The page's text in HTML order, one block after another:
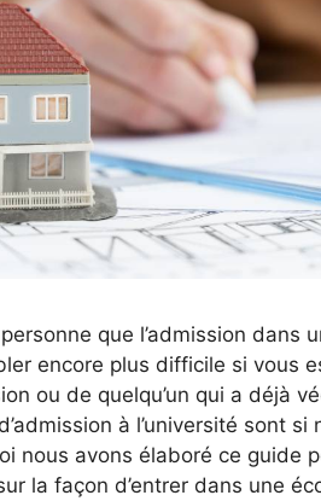
que l’admission
encore plus difficile si vous
ou de quelqu’un qui a déjà
à l’université sont si
nous avons élaboré ce guide
la façon d’entrer dans une